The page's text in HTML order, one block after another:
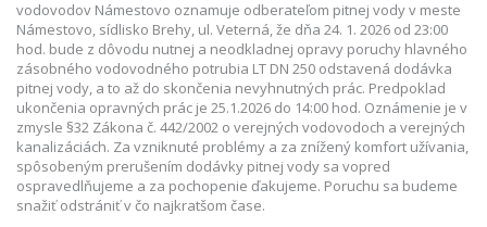
vodovodov Námestovo oznamuje odberateľom pitnej vody v meste
Námestovo, sídlisko Brehy, ul. Veterná, že dňa 24. 1. 2026 od 23:00
hod. bude z dôvodu nutnej a neodkladnej opravy poruchy hlavného
zásobného vodovodného potrubia LT DN 250 odstavená dodávka
pitnej vody, a to až do skončenia nevyhnutných prác. Predpoklad
ukončenia opravných prác je 25.1.2026 do 14:00 hod. Oznámenie je v
zmysle §32 Zákona č. 442/2002 o verejných vodovodoch a verejných
kanalizáciách. Za vzniknuté problémy a za znížený komfort užívania,
spôsobeným prerušením dodávky pitnej vody sa vopred
ospravedlňujeme a za pochopenie ďakujeme. Poruchu sa budeme
snažiť odstrániť v čo najkratšom čase.